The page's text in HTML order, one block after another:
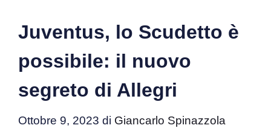
Juventus, lo Scudetto è
possibile: il nuovo
segreto di Allegri
Ottobre 9, 2023 di Giancarlo Spinazzola